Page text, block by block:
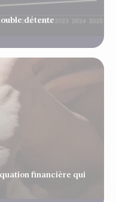
détente
financière qui